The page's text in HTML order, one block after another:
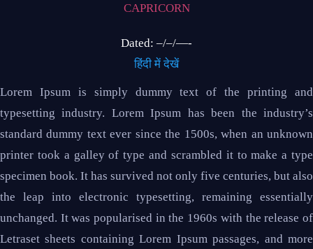
CAPRICORN
Dated: –/–/—-
हिंदी में देखें
Lorem Ipsum is simply dummy text of the printing and
typesetting industry. Lorem Ipsum has been the industry’s
standard dummy text ever since the 1500s, when an unknown
printer took a galley of type and scrambled it to make a type
specimen book. It has survived not only five centuries, but also
the leap into electronic typesetting, remaining essentially
unchanged. It was popularised in the 1960s with the release of
Letraset sheets containing Lorem Ipsum passages, and more